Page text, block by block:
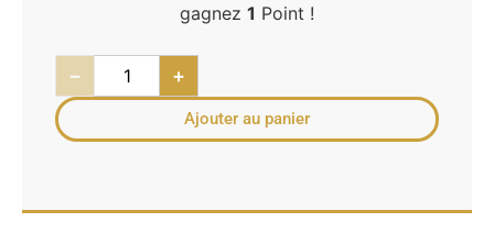
gagnez 1 Point !
− +
Ajouter au panier